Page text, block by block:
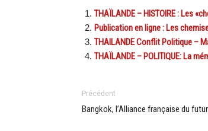
THAÏLANDE – HISTOIRE : Les
Publication en ligne : Les
THAILANDE Conflit Politique –
THAÏLANDE – POLITIQUE: La
Précédent
Bangkok, l’Alliance française du futur